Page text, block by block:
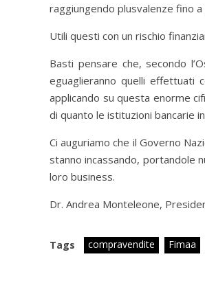
raggiungendo plusvalenze fino
Utili questi con un rischio
Basti pensare che, secondo
eguaglieranno quelli effettuati
applicando su questa enorme
di quanto le istituzioni bancarie
Ci auguriamo che il Governo
stanno incassando, portandole
loro business.
Dr. Andrea Monteleone,
Tags compravendite Fimaa